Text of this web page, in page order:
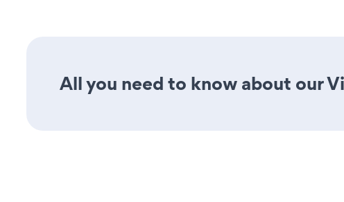
All you need to know about our